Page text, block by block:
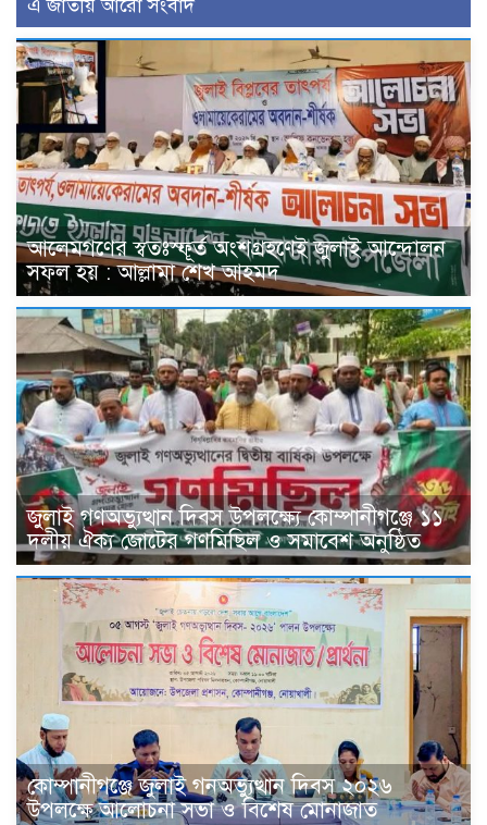
এ জাতীয় আরো সংবাদ
আলেমগণের স্বতঃস্ফূর্ত অংশগ্রহণেই জুলাই আন্দোলন
সফল হয় : আল্লামা শেখ আহমদ
জুলাই গণঅভ্যুত্থান দিবস উপলক্ষ্যে কোম্পানীগঞ্জে ১১
দলীয় ঐক্য জোটের গণমিছিল ও সমাবেশ অনুষ্ঠিত
কোম্পানীগঞ্জে জুলাই গনঅভ্যুত্থান দিবস ২০২৬
উপলক্ষে আলোচনা সভা ও বিশেষ মোনাজাত